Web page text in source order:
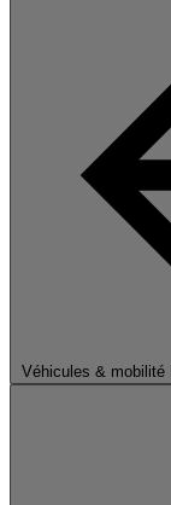
Véhicules & mobilité